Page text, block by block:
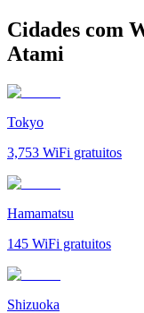
Cidades com
Atami
Tokyo
3,753 WiFi gratuitos
Hamamatsu
145 WiFi gratuitos
Shizuoka